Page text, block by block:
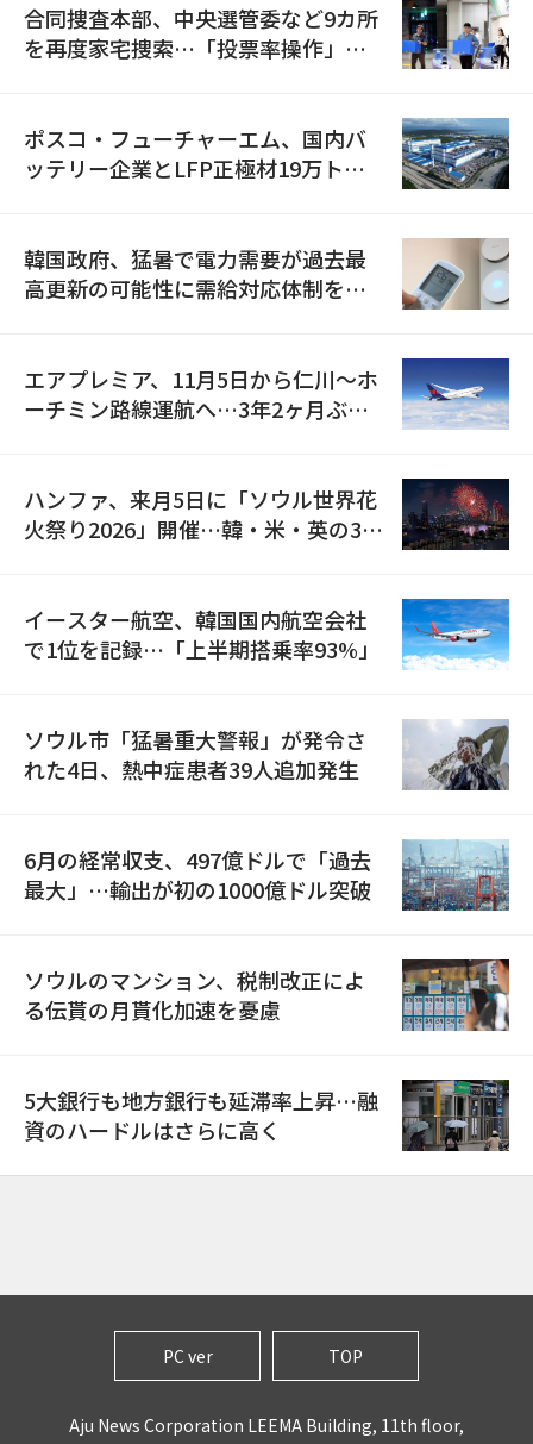
合同捜査本部、中央選管委など9カ所
を再度家宅捜索…「投票率操作」の
ポスコ・フューチャーエム、国内バ
ッテリー企業とLFP正極材19万トン
韓国政府、猛暑で電力需要が過去最
高更新の可能性に需給対応体制を点
エアプレミア、11月5日から仁川〜ホ
ーチミン路線運航へ…3年2ヶ月ぶり
ハンファ、来月5日に「ソウル世界花
火祭り2026」開催…韓・米・英の3カ
イースター航空、韓国国内航空会社
で1位を記録…「上半期搭乗率93%」
ソウル市「猛暑重大警報」が発令さ
れた4日、熱中症患者39人追加発生
6月の経常収支、497億ドルで「過去
最大」…輸出が初の1000億ドル突破
ソウルのマンション、税制改正によ
る伝貰の月貰化加速を憂慮
5大銀行も地方銀行も延滞率上昇…融
資のハードルはさらに高く
PC ver TOP
Aju News Corporation LEEMA Building, 11th floor,